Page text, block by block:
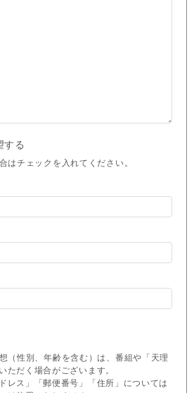
する
はチェックを入れてください。
（性別、年齢を含む）は、番組や「天理
ただく場合がございます。
レス」「郵便番号」「住所」については